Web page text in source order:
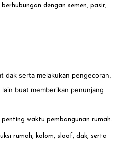
dengan semen, pasir,
dak serta melakukan pengecoran,
buat memberikan penunjang
waktu pembangunan rumah.
rumah, kolom, sloof, dak, serta